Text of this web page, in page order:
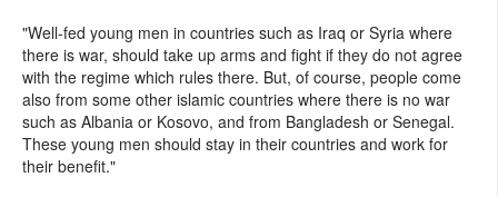
"Well-fed young men in countries such as Iraq or Syria where
there is war, should take up arms and fight if they do not agree
with the regime which rules there. But, of course, people come
also from some other islamic countries where there is no war
such as Albania or Kosovo, and from Bangladesh or Senegal.
These young men should stay in their countries and work for
their benefit."